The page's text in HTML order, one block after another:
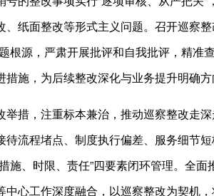
、纸面整改等形式主义问题。召开巡察
根源，严肃开展批评和自我批评，精
施，为后续整改深化与业务提升明确方
举措，注重标本兼治，推动巡察整改走
待流程堵点、制度执行偏差、服务细节
施、时限、责任”四要素闭环管理。全
中心工作深度融合，以巡察整改为契机